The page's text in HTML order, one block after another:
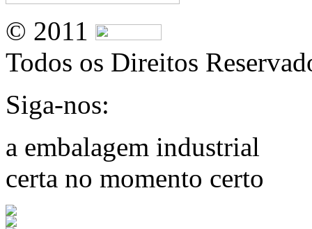
© 2011
Todos os Direitos
Siga-nos:
a embalagem industrial
certa no momento certo